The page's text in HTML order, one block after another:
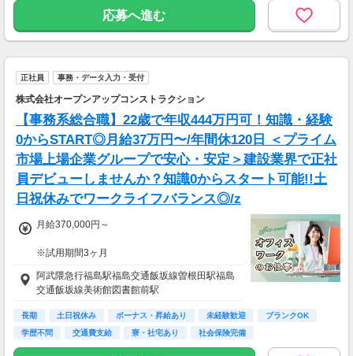
■月報酬：約22,000円
■配達日数：8日
＜ガッツリ稼ぎたいあなたは・・・＞
■配達日数：20日
■平均配送件数：10件/日
■使用車両：自転車、バイク
週末のみ・夜間のみでもOK！スキマ時間を活か
して配達が可能！
もちろんガッツリ働きたい方も大歓迎です♪
あなたのライフスタイルに合わせて配達できま
※上記は2026年6月の福島県の実績例です。あ
くまで例であり、報酬を保証するものではあり
ません。
ります。
応募へ進む
正社員 事務・データ入力・受付
株式会社オープンアップコンストラクション
【事務系総合職】22歳で年収444万円可！知識・経験
0からSTART◎月給37万円〜/年間休120日 ＜プライム
市場上場企業グループで安心・安定＞建設業界で正社
員デビューしませんか？知識0からスタート可能!!土
日祝休みでワークライフバランス◎/z
月給370,000円～
※試用期間3ヶ月
待遇に変わりありません。
▽月給額に下記の一律手当含む
■エリア職種手当／1万2,000円～3万円
阿武隈急行福島駅福島交通飯坂線曽根田駅福島
交通飯坂線美術館図書館前駅
長期 土日祝休み ボーナス・昇給あり 未経験歓迎
ブランクOK
学歴不問
交通費支給 寮・社宅あり 社会保険完備